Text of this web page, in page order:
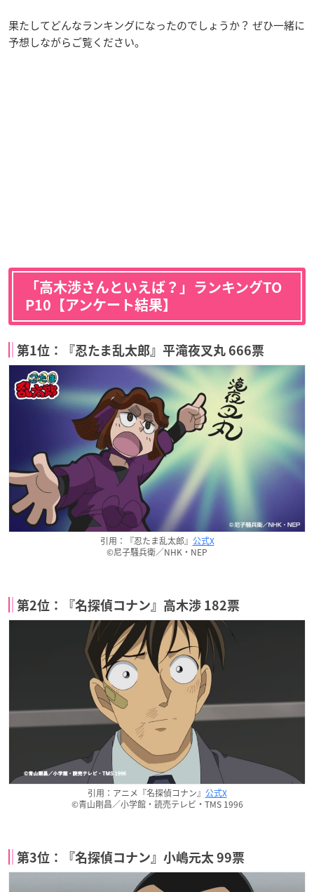
果たしてどんなランキングになったのでしょうか？ ぜひ一緒に
予想しながらご覧ください。
「高木渉さんといえば？」ランキングTO
P10【アンケート結果】
第1位：『忍たま乱太郎』平滝夜叉丸 666票
引用：『忍たま乱太郎』 公式X
©尼子騒兵衛／NHK・NEP
第2位：『名探偵コナン』高木渉 182票
引用：アニメ『名探偵コナン』 公式X
©青山剛昌／小学館・読売テレビ・TMS 1996
第3位：『名探偵コナン』小嶋元太 99票